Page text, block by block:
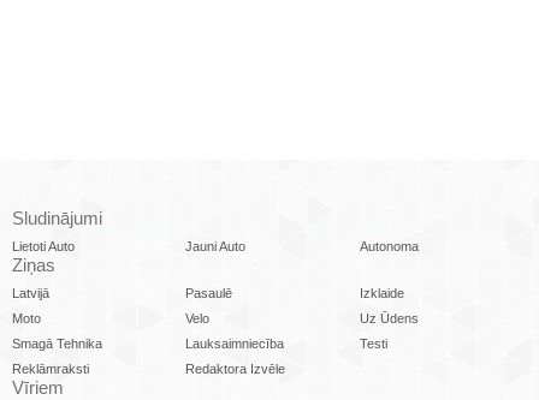
Sludinājumi
Lietoti Auto Jauni Auto Autonoma
Ziņas
Latvijā Pasaulē
Izklaide
Moto
Velo
Uz Ūdens
Smagā Tehnika
Lauksaimniecība
Testi
Reklāmraksti
Redaktora Izvēle
Vīriem